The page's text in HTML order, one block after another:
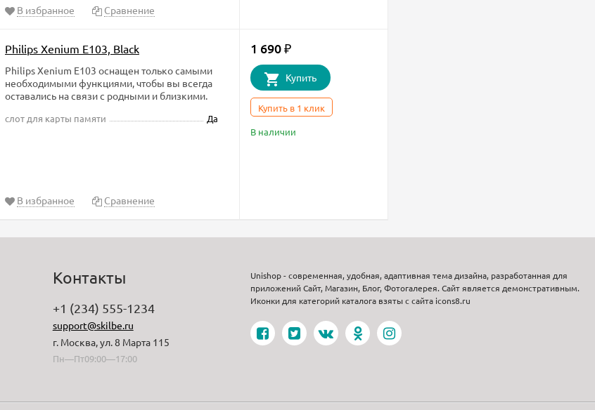
В избранное Сравнение
Philips Xenium E103, Black
​Philips Xenium E103 оснащен только самыми
необходимыми функциями, чтобы вы всегда
оставались на связи с родными и близкими.
слот для карты памяти Да
1 690 ₽
Купить
Купить в 1 клик
В наличии
В избранное Сравнение
Контакты
+1 (234) 555-1234
support@skilbe.ru
г. Москва, ул. 8 Марта 115
Пн—Пт09:00—17:00
Unishop - современная, удобная, адаптивная тема дизайна, разработанная для
приложений Сайт, Магазин, Блог, Фотогалерея. Сайт является демонстративным.
Иконки для категорий каталога взяты с сайта icons8.ru